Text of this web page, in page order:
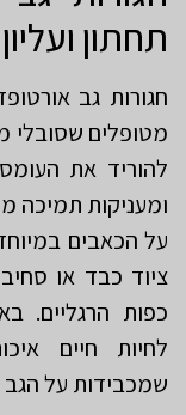
תחתון ועליון
חגורות גב
מטופלים שסובלי
להוריד את
ומעניקות תמיכה
על הכאבים
ציוד כבד או
כפות הרגליים.
לחיות חיים
שמכבידות על הגב